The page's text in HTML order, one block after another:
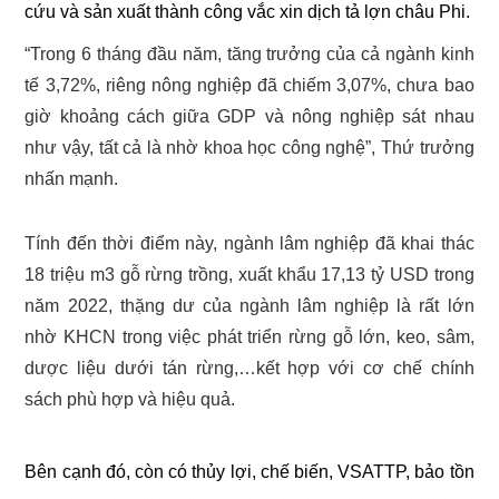
cứu và sản xuất thành công vắc xin dịch tả lợn châu Phi.
“Trong 6 tháng đầu năm, tăng trưởng của cả ngành kinh
tế 3,72%, riêng nông nghiệp đã chiếm 3,07%, chưa bao
giờ khoảng cách giữa GDP và nông nghiệp sát nhau
như vậy, tất cả là nhờ khoa học công nghệ”, Thứ trưởng
nhấn mạnh.
Tính đến thời điểm này, ngành lâm nghiệp đã khai thác
18 triệu m3 gỗ rừng trồng, xuất khẩu 17,13 tỷ USD trong
năm 2022, thặng dư của ngành lâm nghiệp là rất lớn
nhờ KHCN trong việc phát triển rừng gỗ lớn, keo, sâm,
dược liệu dưới tán rừng,…kết hợp với cơ chế chính
sách phù hợp và hiệu quả.
Bên cạnh đó, còn có thủy lợi, chế biến, VSATTP, bảo tồn